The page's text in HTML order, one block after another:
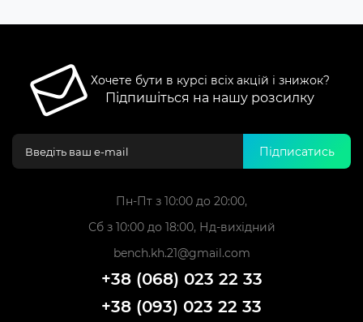
Хочете бути в курсі всіх акцій і знижок?
Підпишіться на нашу розсилку
Підписатись
Пн-Пт з 10:00 до 20:00,
Сб з 10:00 до 18:00, Нд-вихідний
bench.kh.21@gmail.com
+38 (068) 023 22 33
+38 (093) 023 22 33